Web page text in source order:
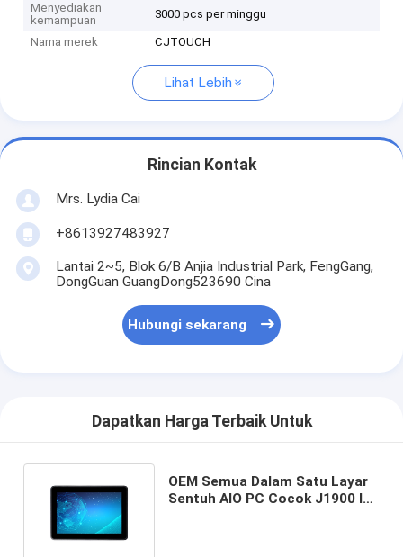
Menyediakan
kemampuan
3000 pcs per minggu
Nama merek CJTOUCH
Lihat Lebih
Rincian Kontak
Mrs. Lydia Cai
+8613927483927
Lantai 2~5, Blok 6/B Anjia Industrial Park, FengGang,
DongGuan GuangDong523690 Cina
Hubungi sekarang
Dapatkan Harga Terbaik Untuk
OEM Semua Dalam Satu Layar
Sentuh AIO PC Cocok J1900 I3